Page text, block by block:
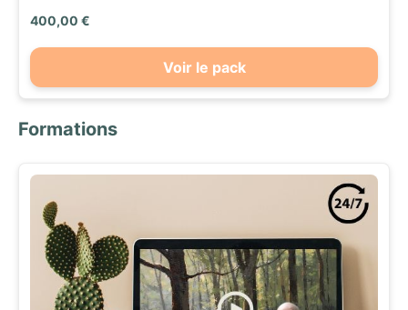
400,00 €
Voir le pack
Formations